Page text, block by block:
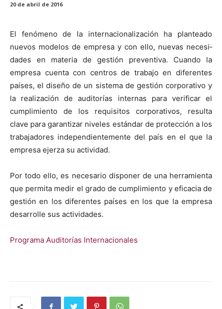
20 de abril de 2016
El fenó­meno de la inter­na­cional­ización ha plantea­do
nuevos mod­e­los de empre­sa y con ello, nuevas necesi­
dades en mate­ria de gestión pre­ven­ti­va. Cuan­do la
empre­sa cuen­ta con cen­tros de tra­ba­jo en difer­entes
país­es, el dis­eño de un sis­tema de gestión cor­po­ra­ti­vo y
la real­ización de audi­torías inter­nas para ver­i­ficar el
cumplim­ien­to de los req­ui­si­tos cor­po­ra­tivos, resul­ta
clave para garan­ti­zar nive­les están­dar de pro­tec­ción a los
tra­ba­jadores inde­pen­di­en­te­mente del país en el que la
empre­sa ejerza su activi­dad.
Por todo ello, es nece­sario dispon­er de una her­ramien­ta
que per­mi­ta medir el gra­do de cumplim­ien­to y efi­ca­cia de
gestión en los difer­entes país­es en los que la empre­sa
desar­rolle sus activi­dades.
Pro­gra­ma Audi­torías Inter­na­cionales